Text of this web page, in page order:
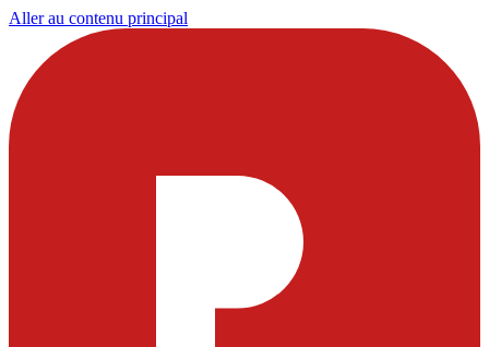
Aller au contenu principal